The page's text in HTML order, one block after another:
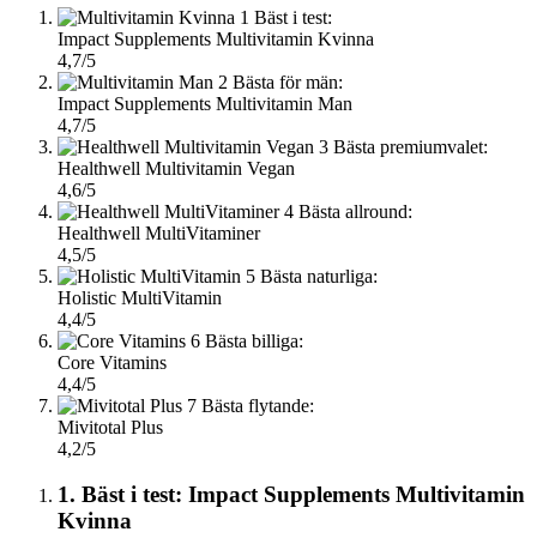
1 Bäst i test:
Impact Supplements Multivitamin Kvinna
4,7/5
2 Bästa för män:
Impact Supplements Multivitamin Man
4,7/5
3 Bästa premiumvalet:
Healthwell Multivitamin Vegan
4,6/5
4 Bästa allround:
Healthwell MultiVitaminer
4,5/5
5 Bästa naturliga:
Holistic MultiVitamin
4,4/5
6 Bästa billiga:
Core Vitamins
4,4/5
7 Bästa flytande:
Mivitotal Plus
4,2/5
1. Bäst i test: Impact Supplements Multivitamin
Kvinna